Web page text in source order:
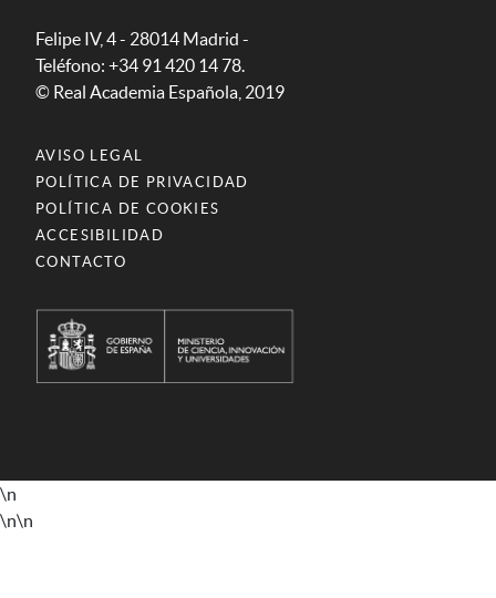
Felipe IV, 4 - 28014 Madrid -
Teléfono: +34 91 420 14 78.
© Real Academia Española, 2019
AVISO LEGAL
POLÍTICA DE PRIVACIDAD
POLÍTICA DE COOKIES
ACCESIBILIDAD
CONTACTO
\n
\n\n